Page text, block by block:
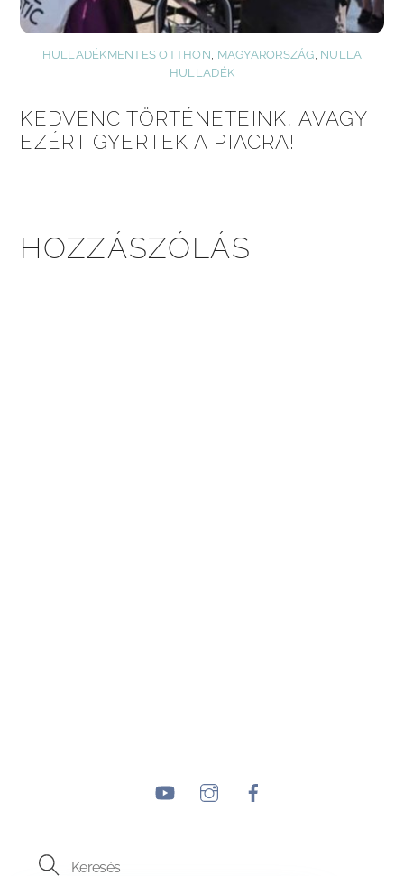
HULLADÉKMENTES OTTHON, MAGYARORSZÁG, NULLA
HULLADÉK
KEDVENC TÖRTÉNETEINK, AVAGY
EZÉRT GYERTEK A PIACRA!
HOZZÁSZÓLÁS
YouTubeInstagram